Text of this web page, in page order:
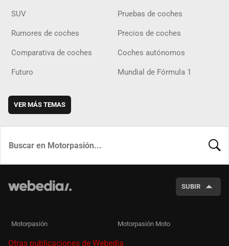
SUV Pruebas de coches
Rumores de coches Precios de coches
Comparativa de coches Coches autónomos
Futuro Mundial de Fórmula 1
VER MÁS TEMAS
SUBIR
Motorpasión Motorpasión Moto
Otras publicaciones de Webedia